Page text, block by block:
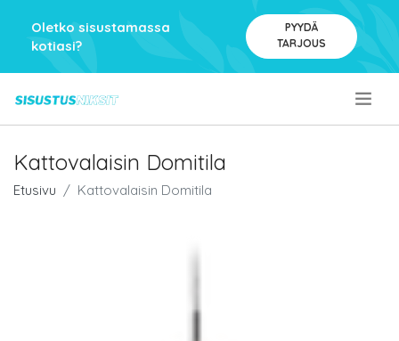
Oletko sisustamassa
kotiasi?
PYYDÄ
TARJOUS
Kattovalaisin Domitila
Etusivu Kattovalaisin Domitila